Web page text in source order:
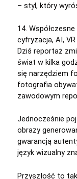
– styl, który
14.
cyfryzacja, AI, VR
Dziś reportaż
świat w kilka
się narzędziem
fotografia
zawodowym
Jednocześnie
obrazy
gwarancją
język wizualny
Przyszłość to